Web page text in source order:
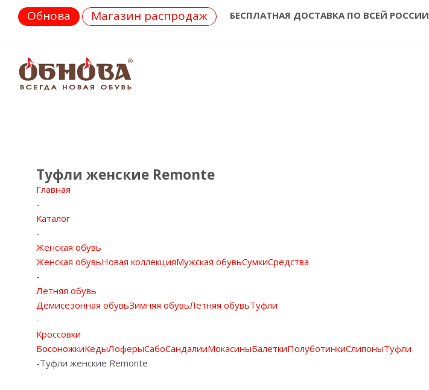
Обнова Магазин распродаж БЕСПЛАТНАЯ ДОСТАВКА ПО ВСЕЙ РОССИИ
Туфли женские Remonte
Главная
-
Каталог
-
Женская обувь
Женская обувьНовая коллекцияМужская обувьСумкиСредства
-
Летняя обувь
Демисезонная обувьЗимняя обувьЛетняя обувьТуфли
-
Кроссовки
БосоножкиКедыЛоферыСабоСандалииМокасиныБалеткиПолуботинкиСлипоныТуфли
-Туфли женские Remonte